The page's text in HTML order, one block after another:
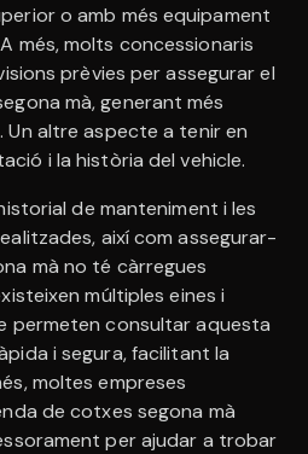
o amb més equipament
més, molts concessionaris
prèvies per assegurar el
mà, generant més
Un altre aspecte a tenir en
i la història del vehicle.
de manteniment i les
així com assegurar-
mà no té càrregues
múltiples eines i
permeten consultar aquesta
i segura, facilitant la
moltes empreses
de cotxes segona mà
per ajudar a trobar